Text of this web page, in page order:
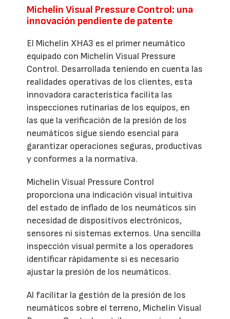
Michelin Visual Pressure Control: una
innovación pendiente de patente
El Michelin XHA3 es el primer neumático
equipado con Michelin Visual Pressure
Control. Desarrollada teniendo en cuenta las
realidades operativas de los clientes, esta
innovadora característica facilita las
inspecciones rutinarias de los equipos, en
las que la verificación de la presión de los
neumáticos sigue siendo esencial para
garantizar operaciones seguras, productivas
y conformes a la normativa.
Michelin Visual Pressure Control
proporciona una indicación visual intuitiva
del estado de inflado de los neumáticos sin
necesidad de dispositivos electrónicos,
sensores ni sistemas externos. Una sencilla
inspección visual permite a los operadores
identificar rápidamente si es necesario
ajustar la presión de los neumáticos.
Al facilitar la gestión de la presión de los
neumáticos sobre el terreno, Michelin Visual